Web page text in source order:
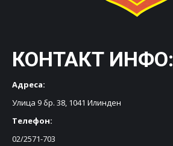
КОНТАКТ ИНФО:
Адреса:
Улица 9 бр. 38, 1041 Илинден
Телефон:
02/2571-703